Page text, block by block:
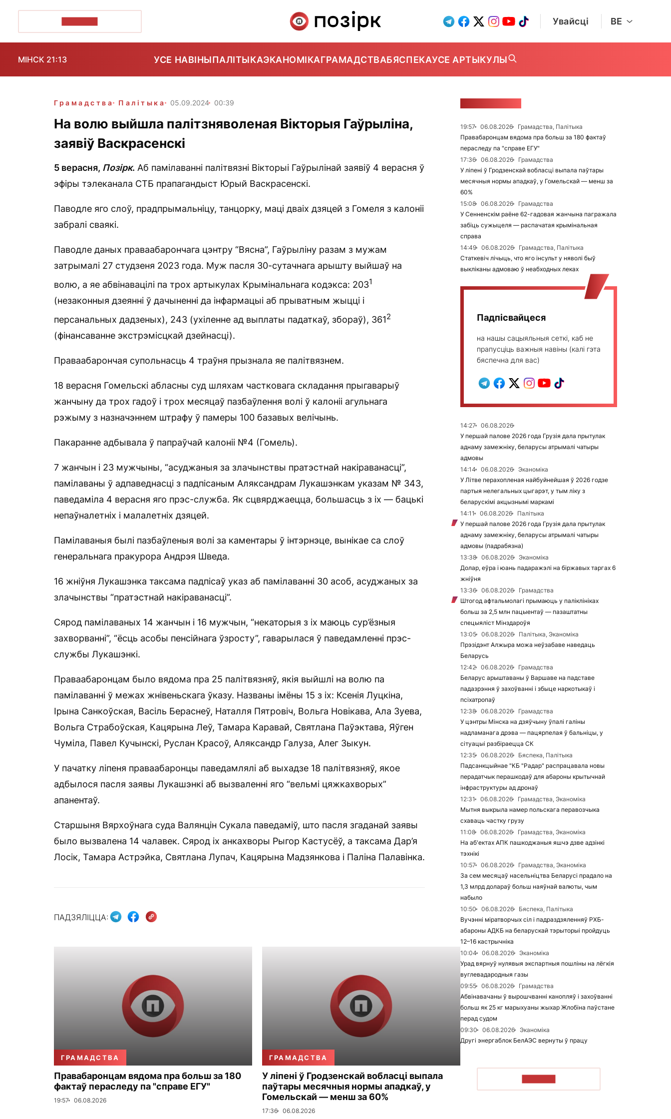
Увайсці BE
МІНСК 21:13 УСЕ НАВІНЫПАЛІТЫКАЭКАНОМІКАГРАМАДСТВАБЯСПЕКАУСЕ АРТЫКУЛЫ
Грамадства Палітыка 05.09.2024 00:39
На волю выйшла палітзняволеная Вікторыя Гаўрыліна,
заявіў Васкрасенскі
5 верасня, Позірк. Аб памілаванні палітвязні Вікторыі Гаўрылінай заявіў 4 верасня ў
эфіры тэлеканала СТБ прапагандыст Юрый Васкрасенскі.
Паводле яго слоў, прадпрымальніцу, танцорку, маці дваіх дзяцей з Гомеля з калоніі
забралі сваякі.
Паводле даных праваабарончага цэнтру “Вясна”, Гаўрыліну разам з мужам
затрымалі 27 студзеня 2023 года. Муж пасля 30-сутачнага арышту выйшаў на
волю, а яе абвінавацілі па трох артыкулах Крымінальнага кодэкса: 2031
(незаконныя дзеянні ў дачыненні да інфармацыі аб прыватным жыцці і
персанальных дадзеных), 243 (ухіленне ад выплаты падаткаў, збораў), 3612
(фінансаванне экстрэмісцкай дзейнасці).
Праваабарончая супольнасць 4 траўня прызнала яе палітвязнем.
18 верасня Гомельскі абласны суд шляхам частковага складання прыгаварыў
жанчыну да трох гадоў і трох месяцаў пазбаўлення волі ў калоніі агульнага
рэжыму з назначэннем штрафу ў памеры 100 базавых велічынь.
Пакаранне адбывала ў папраўчай калоніі №4 (Гомель).
7 жанчын і 23 мужчыны, “асуджаныя за злачынствы пратэстнай накіраванасці”,
памілаваны ў адпаведнасці з падпісаным Аляксандрам Лукашэнкам указам № 343,
паведаміла 4 верасня яго прэс-служба. Як сцвярджаецца, большасць з іх — бацькі
непаўналетніх і малалетніх дзяцей.
Памілаваныя былі пазбаўленыя волі за каментары ў інтэрнэце, вынікае са слоў
генеральнага пракурора Андрэя Шведа.
16 жніўня Лукашэнка таксама падпісаў указ аб памілаванні 30 асоб, асуджаных за
злачынствы “пратэстнай накіраванасці”.
Сярод памілаваных 14 жанчын і 16 мужчын, “некаторыя з іх маюць сур’ёзныя
захворванні”, “ёсць асобы пенсійнага ўзросту”, гаварылася ў паведамленні прэс-
службы Лукашэнкі.
Праваабаронцам было вядома пра 25 палітвязняў, якія выйшлі на волю па
памілаванні ў межах жнівеньскага ўказу. Названы імёны 15 з іх: Ксенія Луцкіна,
Ірына Санкоўская, Васіль Бераснеў, Наталля Пятровіч, Вольга Новікава, Ала Зуева,
Вольга Страбоўская, Кацярына Леў, Тамара Каравай, Святлана Паўэктава, Яўген
Чуміла, Павел Кучынскі, Руслан Красоў, Аляксандр Галуза, Алег Зыкун.
У пачатку ліпеня праваабаронцы паведамлялі аб выхадзе 18 палітвязняў, якое
адбылося пасля заявы Лукашэнкі аб вызваленні яго “вельмі цяжкахворых”
апанентаў.
Старшыня Вярхоўнага суда Валянцін Сукала паведаміў, што пасля згаданай заявы
было вызвалена 14 чалавек. Сярод іх анкахворы Рыгор Кастусёў, а таксама Дар’я
Лосік, Тамара Астрэйка, Святлана Лупач, Кацярына Мадзянкова і Паліна Палавінка.
ПАДЗЯЛІЦЦА:
ГРАМАДСТВА
Правабаронцам вядома пра больш за 180
фактаў пераследу па "справе ЕГУ"
19:57 06.08.2026
ГРАМАДСТВА
У ліпені ў Гродзенскай вобласці выпала
паўтары месячныя нормы ападкаў, у
Гомельскай — менш за 60%
17:36 06.08.2026
19:57 06.08.2026
Грамадства, Палітыка
Правабаронцам вядома пра больш за 180 фактаў
пераследу па "справе ЕГУ"
17:36
06.08.2026
Грамадства
У ліпені ў Гродзенскай вобласці выпала паўтары
месячныя нормы ападкаў, у Гомельскай — менш за
60%
15:08
06.08.2026
Грамадства
У Сенненскім раёне 62-гадовая жанчына пагражала
забіць сужыцеля — распачатая крымінальная
справа
14:49
06.08.2026
Грамадства, Палітыка
Статкевіч лічыць, что яго інсульт у няволі быў
выкліканы адмоваю ў неабходных леках
Падпісвайцеся
на нашы сацыяльныя сеткі, каб не
прапусціць важныя навіны (калі гэта
бяспечна для вас)
14:27
06.08.2026
У першай палове 2026 года Грузія дала прытулак
аднаму замежніку, беларусы атрымалі чатыры
адмовы
14:14
06.08.2026
Эканоміка
У Літве перахопленая найбуйнейшая ў 2026 годзе
партыя нелегальных цыгарэт, у тым ліку з
беларускімі акцызнымі маркамі
14:11
06.08.2026
Палітыка
У першай палове 2026 года Грузія дала прытулак
аднаму замежніку, беларусы атрымалі чатыры
адмовы (падрабязна)
13:38
06.08.2026
Эканоміка
Долар, еўра і юань падаражэлі на біржавых таргах 6
жніўня
13:36
06.08.2026
Грамадства
Штогод афтальмолагі прымаюць у паліклініках
больш за 2,5 млн пацыентаў — пазаштатны
спецыяліст Мінздароўя
13:05
06.08.2026
Палітыка, Эканоміка
Прэзідэнт Алжыра можа неўзабаве наведаць
Беларусь
12:42
06.08.2026
Грамадства
Беларус арыштаваны ў Варшаве на падставе
падазрэння ў захоўванні і збыце наркотыкаў і
псіхатропаў
12:38
06.08.2026
Грамадства
У цэнтры Мінска на дзяўчыну ўпалі галіны
надламанага дрэва — пацярпелая ў бальніцы, у
сітуацыі разбіраецца СК
12:35
06.08.2026
Бяспека, Палітыка
Падсанкцыйнае "КБ "Радар" распрацавала новы
перадатчык перашкодаў для абароны крытычнай
інфраструктуры ад дронаў
12:31
06.08.2026
Грамадства, Эканоміка
Мытня выкрыла намер польскага перавозчыка
схаваць частку грузу
11:08
06.08.2026
Грамадства, Эканоміка
На аб'ектах АПК пашкоджаныя яшчэ дзве адзінкі
тэхнікі
10:57
06.08.2026
Грамадства, Эканоміка
За сем месяцаў насельніцтва Беларусі прадало на
1,3 млрд долараў больш наяўнай валюты, чым
набыло
10:50
06.08.2026
Бяспека, Палітыка
Вучэнні міратворчых сіл і падраздзяленняў РХБ-
абароны АДКБ на беларускай тэрыторыі пройдуць
12–16 кастрычніка
10:04
06.08.2026
Эканоміка
Урад вярнуў нулявыя экспартныя пошліны на лёгкія
вуглевадародныя газы
09:55
06.08.2026
Грамадства
Абвінавачаны ў вырошчванні канопляў і захоўванні
больш як 25 кг марыхуаны жыхар Жлобіна паўстане
перад судом
09:30
06.08.2026
Эканоміка
Другі энергаблок БелАЭС вернуты ў працу